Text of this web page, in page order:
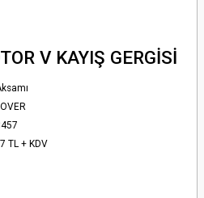
V KAYIŞ GERGİSİ
TL + KDV